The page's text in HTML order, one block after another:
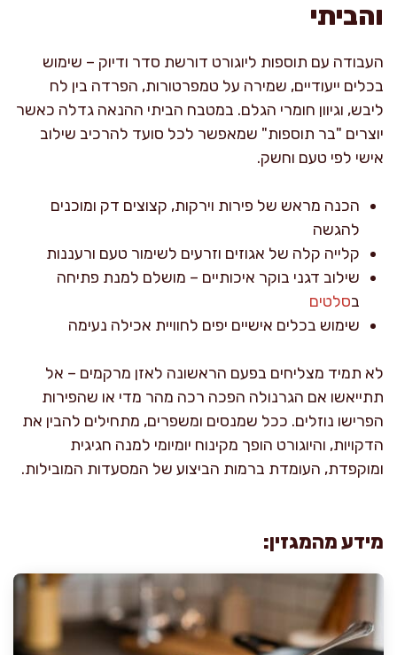
והביתי
העבודה עם תוספות ליוגורט דורשת סדר ודיוק – שימוש
בכלים ייעודיים, שמירה על טמפרטורות, הפרדה בין לח
ליבש, וגיוון חומרי הגלם. במטבח הביתי ההנאה גדלה כאשר
יוצרים "בר תוספות" שמאפשר לכל סועד להרכיב שילוב
אישי לפי טעם וחשק.
הכנה מראש של פירות וירקות, קצוצים דק ומוכנים
להגשה
קלייה קלה של אגוזים וזרעים לשימור טעם ורעננות
שילוב דגני בוקר איכותיים – מושלם למנת פתיחה
בסלטים
שימוש בכלים אישיים יפים לחוויית אכילה נעימה
לא תמיד מצליחים בפעם הראשונה לאזן מרקמים – אל
תתייאשו אם הגרנולה הפכה רכה מהר מדי או שהפירות
הפרישו נוזלים. ככל שמנסים ומשפרים, מתחילים להבין את
הדקויות, והיוגורט הופך מקינוח יומיומי למנה חגיגית
ומוקפדת, העומדת ברמות הביצוע של המסעדות המובילות.
מידע מהמגזין: